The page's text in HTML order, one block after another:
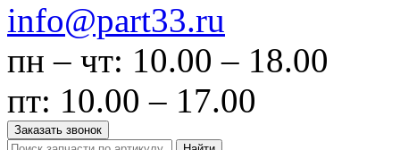
info@part33.ru
пн – чт: 10.00 – 18.00
пт: 10.00 – 17.00
Заказать звонок